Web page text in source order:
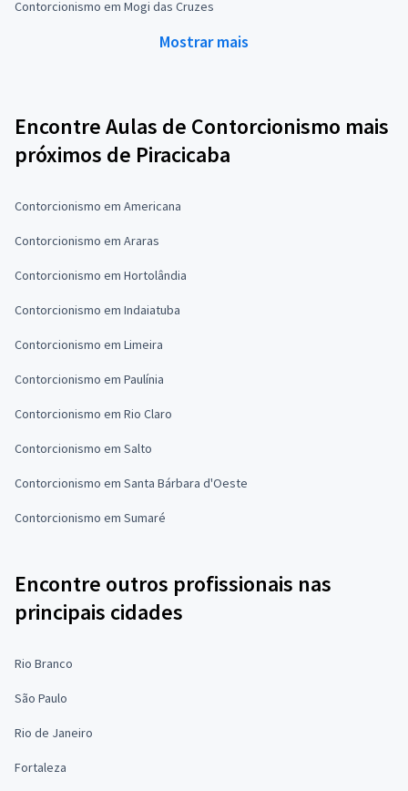
Contorcionismo em Mogi das Cruzes
Mostrar mais
Encontre Aulas de Contorcionismo mais
próximos de Piracicaba
Contorcionismo em Americana
Contorcionismo em Araras
Contorcionismo em Hortolândia
Contorcionismo em Indaiatuba
Contorcionismo em Limeira
Contorcionismo em Paulínia
Contorcionismo em Rio Claro
Contorcionismo em Salto
Contorcionismo em Santa Bárbara d'Oeste
Contorcionismo em Sumaré
Encontre outros profissionais nas
principais cidades
Rio Branco
São Paulo
Rio de Janeiro
Fortaleza